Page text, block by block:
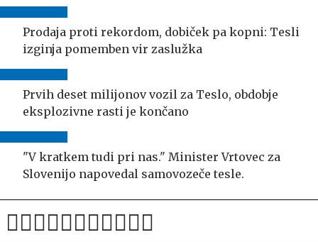
Prodaja proti rekordom, dobiček pa kopni: Tesli
izginja pomemben vir zaslužka
Prvih deset milijonov vozil za Teslo, obdobje
eksplozivne rasti je končano
"V kratkem tudi pri nas." Minister Vrtovec za
Slovenijo napovedal samovozeče tesle.